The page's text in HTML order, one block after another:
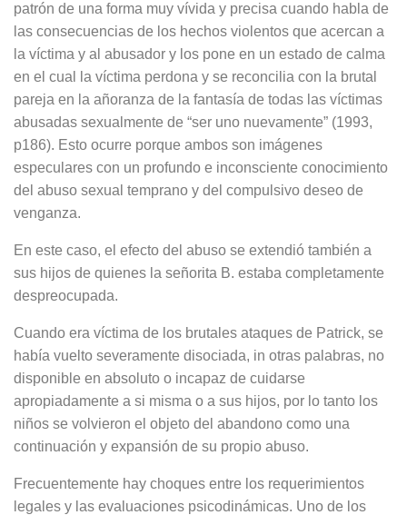
patrón de una forma muy vívida y precisa cuando habla de
las consecuencias de los hechos violentos que acercan a
la víctima y al abusador y los pone en un estado de calma
en el cual la víctima perdona y se reconcilia con la brutal
pareja en la añoranza de la fantasía de todas las víctimas
abusadas sexualmente de “ser uno nuevamente” (1993,
p186). Esto ocurre porque ambos son imágenes
especulares con un profundo e inconsciente conocimiento
del abuso sexual temprano y del compulsivo deseo de
venganza.
En este caso, el efecto del abuso se extendió también a
sus hijos de quienes la señorita B. estaba completamente
despreocupada.
Cuando era víctima de los brutales ataques de Patrick, se
había vuelto severamente disociada, in otras palabras, no
disponible en absoluto o incapaz de cuidarse
apropiadamente a si misma o a sus hijos, por lo tanto los
niños se volvieron el objeto del abandono como una
continuación y expansión de su propio abuso.
Frecuentemente hay choques entre los requerimientos
legales y las evaluaciones psicodinámicas. Uno de los